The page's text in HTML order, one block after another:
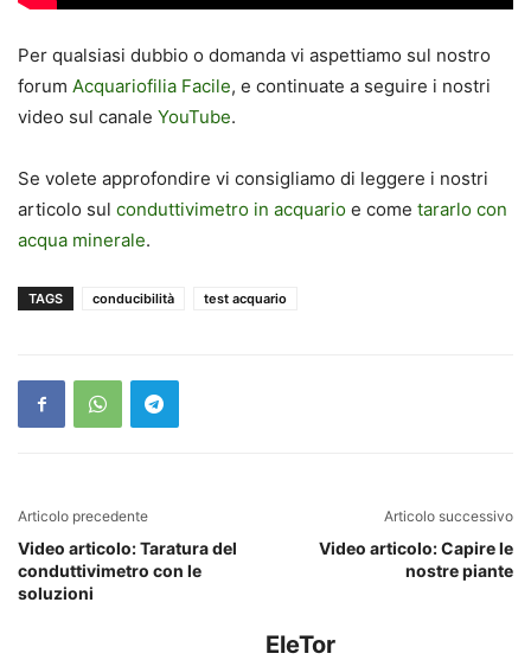
Per qualsiasi dubbio o domanda vi aspettiamo sul nostro
forum Acquariofilia Facile, e continuate a seguire i nostri
video sul canale YouTube.
Se volete approfondire vi consigliamo di leggere i nostri
articolo sul conduttivimetro in acquario e come tararlo con
acqua minerale.
TAGS conducibilità test acquario
Articolo precedente
Video articolo: Taratura del
conduttivimetro con le
soluzioni
Articolo successivo
Video articolo: Capire le
nostre piante
EleTor